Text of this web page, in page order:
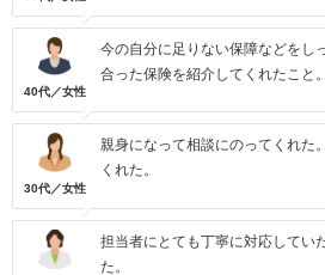
40代／女性
今の自分に足りない保障などをし
合った保険を紹介してくれたこと。
30代／女性
親身になって相談にのってくれた
くれた。
担当者にとても丁寧に対応してい
た。